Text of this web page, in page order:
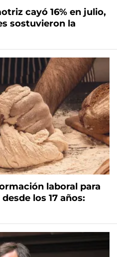
cayó 16% en julio,
sostuvieron la
laboral para
los 17 años: